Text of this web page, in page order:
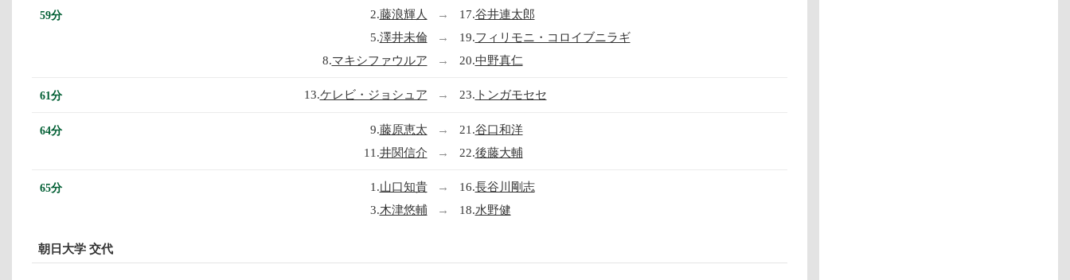
59分 2.藤浪輝人 → 17.谷井連太郎
5.澤井未倫 → 19.フィリモニ・コロイブニラギ
8.マキシファウルア → 20.中野真仁
61分 13.ケレビ・ジョシュア → 23. トンガモセセ
64分 9.藤原恵太 → 21.谷口和洋
11.井関信介 → 22.後藤大輔
65分 1.山口知貴 → 16.長谷川剛志
3.木津悠輔 → 18.水野健
朝日大学 交代